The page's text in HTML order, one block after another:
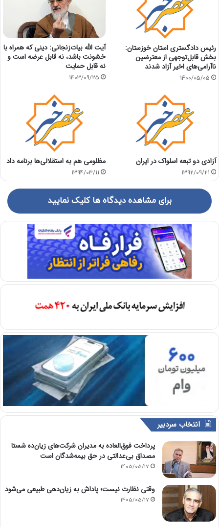
رئیس دادگستری استان خوزستان:
بخش قابل‌توجهی از معترضین
ناآرامی‌های اخیر آزاد شدند
1400/05/05
آیت الله بیات‌زنجانی: دینی که همراه با
خشونت باشد، نه قابل عرضه است و
نه قابل حمایت
1403/09/25
آزادی دو تبعه اسلواک در ایران
1392/09/21
مظلومی هم به استقلالی‌ها برنامه داد
1394/03/11
برای مشاهده دیدگاه ها کلیک نمایید
انتخاب سردبیر
پرداخت فوق‌العاده به مدیران شرکت‌های زیان‌ده شستا
مصداق بی‌عدالتی در حق بیمه‌شدگان است
1405/05/17
وقتی نظارت نیست؛ پاداش به زیان‌دهی طبیعی می‌شود
1405/05/17